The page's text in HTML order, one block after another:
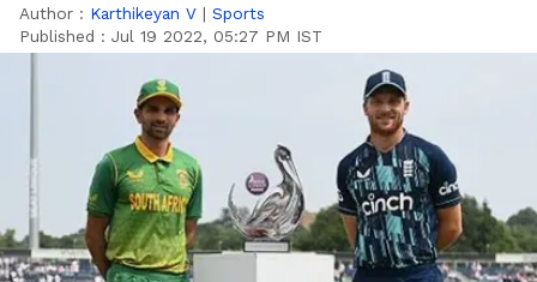
Author : Karthikeyan V | Sports
Published : Jul 19 2022, 05:27 PM IST